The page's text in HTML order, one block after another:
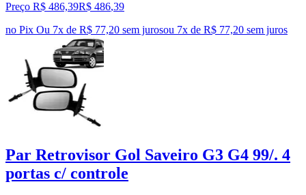
Preço R$ 486,39R$ 486,39
no Pix Ou 7x de R$ 77,20 sem jurosou 7x de R$ 77,20 sem juros
Par Retrovisor Gol Saveiro G3 G4 99/. 4
portas c/ controle